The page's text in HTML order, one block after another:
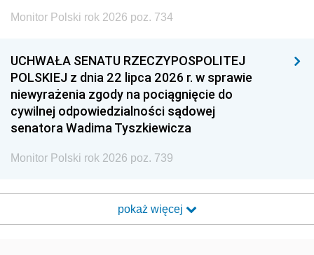
Monitor Polski rok 2026 poz. 734
UCHWAŁA SENATU RZECZYPOSPOLITEJ
POLSKIEJ z dnia 22 lipca 2026 r. w sprawie
niewyrażenia zgody na pociągnięcie do
cywilnej odpowiedzialności sądowej
senatora Wadima Tyszkiewicza
Monitor Polski rok 2026 poz. 739
pokaż więcej